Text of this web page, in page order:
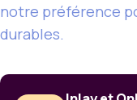
notre préférence
durables.